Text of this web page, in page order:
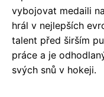
vybojovat medaili
hrál v nejlepších
talent před širším
práce a je
svých snů v hokeji.